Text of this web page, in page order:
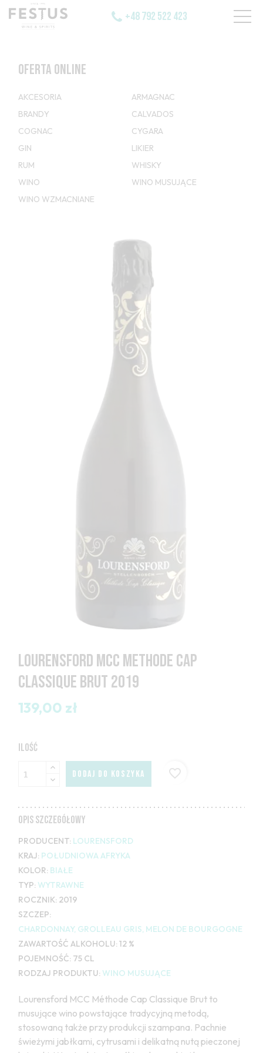
+48 792 522 423
OFERTA ONLINE
AKCESORIA
ARMAGNAC
BRANDY
CALVADOS
COGNAC
CYGARA
GIN
LIKIER
RUM
WHISKY
WINO
WINO MUSUJĄCE
WINO WZMACNIANE
LOURENSFORD MCC METHODE CAP
CLASSIQUE BRUT 2019
139,00 zł
ILOŚĆ
DODAJ DO KOSZYKA favorite_border
OPIS SZCZEGÓŁOWY
PRODUCENT: LOURENSFORD
KRAJ: POŁUDNIOWA AFRYKA
KOLOR: BIAŁE
TYP: WYTRAWNE
ROCZNIK: 2019
SZCZEP:
CHARDONNAY, GROLLEAU GRIS, MELON DE BOURGOGNE
ZAWARTOŚĆ ALKOHOLU: 12 %
POJEMNOŚĆ: 75 CL
RODZAJ PRODUKTU: WINO MUSUJĄCE
Lourensford MCC Méthode Cap Classique Brut to
musujące wino powstające tradycyjną metodą,
stosowaną także przy produkcji szampana. Pachnie
świeżymi jabłkami, cytrusami i delikatną nutą pieczonej